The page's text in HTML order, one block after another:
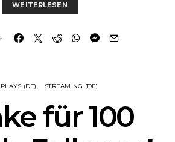
WEITERLESEN
(DE) STREAMING (DE)
für 100